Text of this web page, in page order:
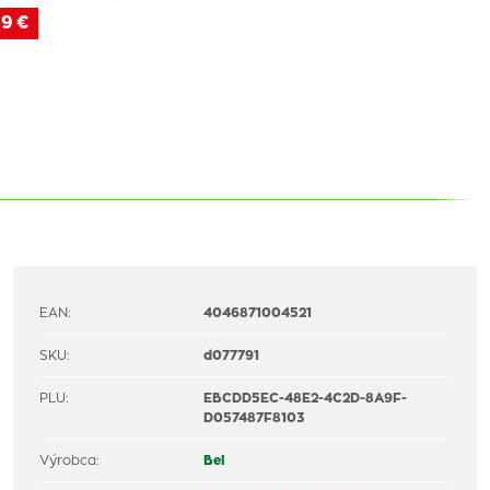
€
EAN: 4046871004521
SKU: d077791
PLU:
EBCDD5EC-48E2-4C2D-8A9F-
D057487F8103
Výrobca: Bel